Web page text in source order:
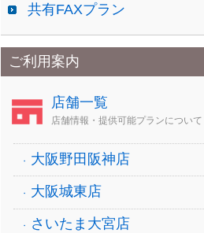
共有FAXプラン
ご利用案内
店舗一覧
店舗情報・提供可能プランについて
大阪野田阪神店
大阪城東店
さいたま大宮店